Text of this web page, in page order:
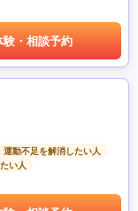
験・相談予約
運動不足を解消したい人
い人